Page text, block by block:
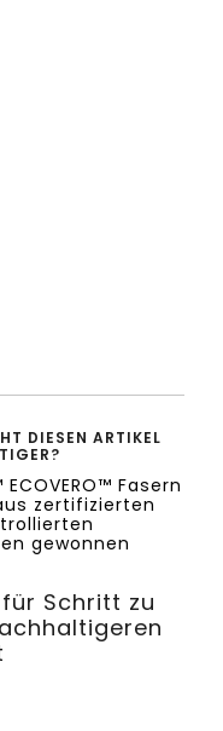
DIESEN ARTIKEL
ECOVERO™ Fasern
zertifizierten
gewonnen
Schritt zu